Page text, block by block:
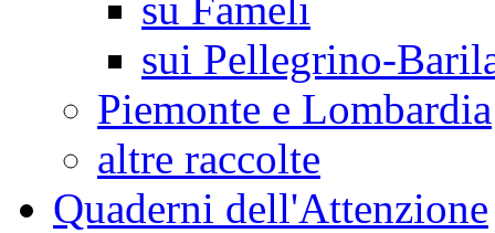
sui Pellegrino-
Piemonte e Lombardia
altre raccolte
Quaderni dell'Attenzione